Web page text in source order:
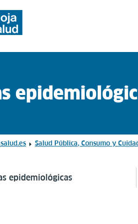
Salud Pública, Consumo y
epidemiológicas